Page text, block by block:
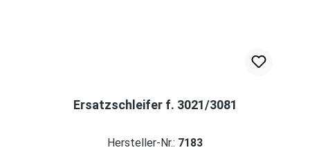
Ersatzschleifer f. 3021/3081
Hersteller-Nr.: 7183